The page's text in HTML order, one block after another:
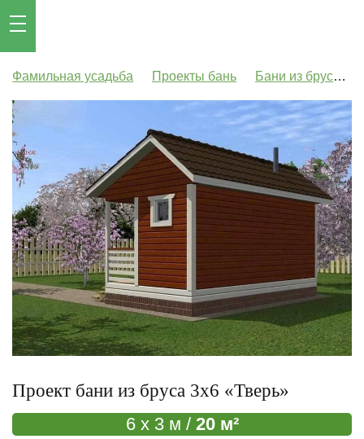
Фамильная усадьба Проекты бань Бани из бруса
Проект бани из бруса 3x6 «Тверь»
6 x 3 м / 20 м²